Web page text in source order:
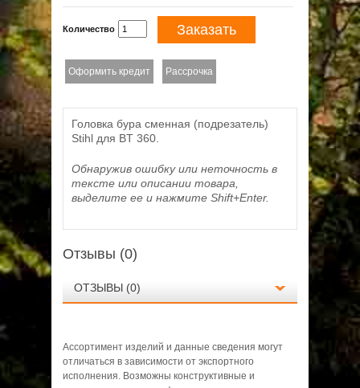
Количество Заказать
Оформить кредит Рассрочка
Головка бура сменная (подрезатель)
Stihl для BT 360.
Обнаружив ошибку или неточность в
тексте или описании товара,
выделите ее и нажмите Shift+Enter.
Отзывы (0)
ОТЗЫВЫ (0)
Ассортимент изделий и данные сведения могут
отличаться в зависимости от экспортного
исполнения. Возможны конструктивные и